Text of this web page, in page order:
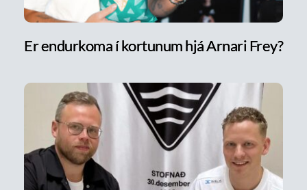
Er endurkoma í kortunum hjá Arnari Frey?